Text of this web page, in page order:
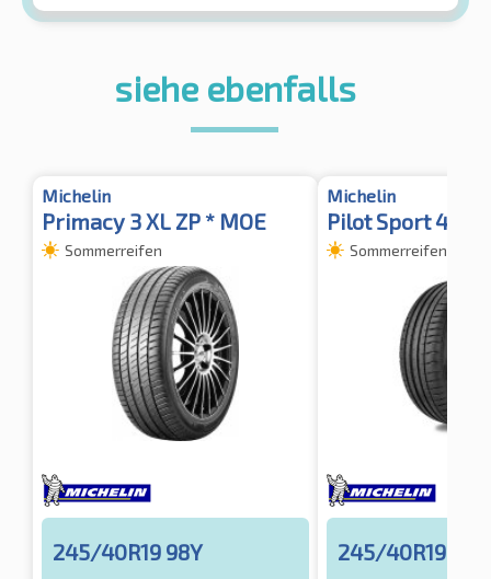
siehe ebenfalls
Michelin
Primacy 3 XL ZP * MOE
Sommerreifen
245/40R19 98Y
Michelin
Pilot Sport 4 XL
Sommerreifen
245/40R19 98Y